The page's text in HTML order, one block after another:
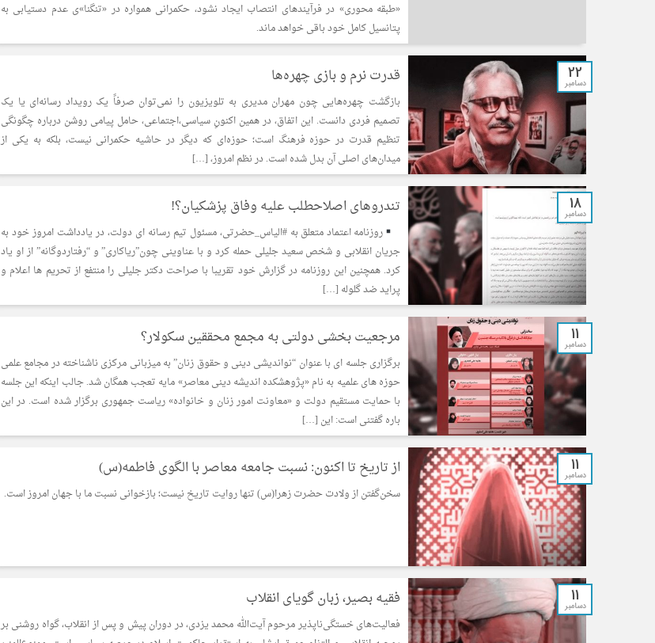
«طبقه محوری» در فرآیندهای انتصاب ایجاد نشود، حکمرانی همواره در «تنگنا»ی عدم دستیابی به
پتانسیل کامل خود باقی خواهد ماند.
22
دسامبر قدرت نرم و بازی چهره‌ها
بازگشت چهره‌هایی چون مهران مدیری به تلویزیون را نمی‌توان صرفاً یک رویداد رسانه‌ای یا یک
تصمیم فردی دانست. این اتفاق، در همین اکنونِ سیاسی،اجتماعی، حامل پیامی روشن درباره چگونگی
تنظیم قدرت در حوزه فرهنگ است؛ حوزه‌ای که دیگر در حاشیه حکمرانی نیست، بلکه به یکی از
میدان‌های اصلی آن بدل شده است. در نظم امروز، […]
18
دسامبر تندروهای اصلاحطلب علیه وفاق پزشکیان؟!
روزنامه اعتماد متعلق به #الیاس_حضرتی، مسئول تیم رسانه ای دولت، در یادداشت امروز خود به
جریان انقلابی و شخص سعید جلیلی حمله کرد و با عناوینی چون”ریاکاری” و “رفتاردوگانه” از او یاد
کرد. همچنین این روزنامه در گزارش خود تقریبا با صراحت دکتر جلیلی را منتفع از تحریم ها اعلام و
پراید ضد گلوله […]
11
دسامبر مرجعیت بخشی دولتی به مجمع محققین سکولار؟
برگزاری جلسه ای با عنوان “نواندیشی دینی و حقوق زنان” به میزبانی مرکزی ناشناخته در مجامع علمی
حوزه های علمیه به نام «پژوهشکده اندیشه دینی معاصر» مایه تعجب همگان شد. جالب اینکه این جلسه
با حمایت مستقیم دولت و «معاونت امور زنان و خانواده» ریاست جمهوری برگزار شده است. در این
باره گفتنی است: این […]
11
دسامبر از تاریخ تا اکنون: نسبت جامعه معاصر با الگوی فاطمه(س)
سخن‌گفتن از ولادت حضرت زهرا(س) تنها روایت تاریخ نیست؛ بازخوانی نسبت ما با جهان امروز است.
11
دسامبر فقیه بصیر، زبان گویای انقلاب
فعالیت‌های خستگی‌ناپذیر مرحوم آیت‌الله محمد یزدی، در دوران پیش و پس از انقلاب، گواه روشنی بر